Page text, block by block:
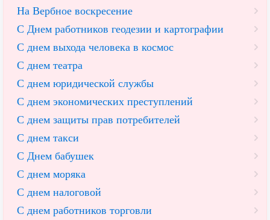
На Вербное воскресение
С Днем работников геодезии и картографии
С днем выхода человека в космос
С днем театра
С днем юридической службы
С днем экономических преступлений
С днем защиты прав потребителей
С днем такси
С Днем бабушек
С днем моряка
С днем налоговой
С днем работников торговли